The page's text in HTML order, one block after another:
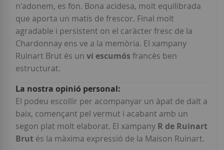
n'adonem, es fon. Bona acidesa, molt equilibrada
que aporta un matís de frescor. Final molt
agradable i persistent on el caràcter fresc de la
Chardonnay ens ve a la memòria. El xampany
Ruinart Brut és un vi escumós francès ben
estructurat.
El podeu escollir per acompanyar un àpat de dalt a
baix, començant pel vermut i acabant amb un
segon plat molt elaborat. El xampany R de Ruinart
Brut és la màxima expressió de la Maison Ruinart.